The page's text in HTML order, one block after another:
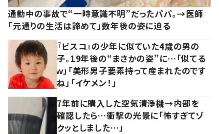
通勤中の事故で“一時意識不明”だったパパ。→医師
「元通りの生活は諦めて」数年後の姿に迫る
『ビスコ』の少年に似ていた4歳の男の
子。19年後の“まさかの姿”に…「似てる
ｗ」「美形男子要素持って産まれたのです
ね」「イケメン！」
7年前に購入した空気清浄機→内部を
確認したら…衝撃の光景に「怖すぎてゾ
クッとしました…」